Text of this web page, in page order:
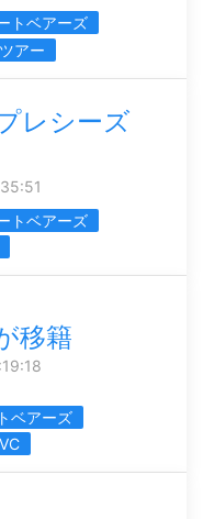
トベアーズ
アー
レシーズ
トベアーズ
移籍
ベアーズ